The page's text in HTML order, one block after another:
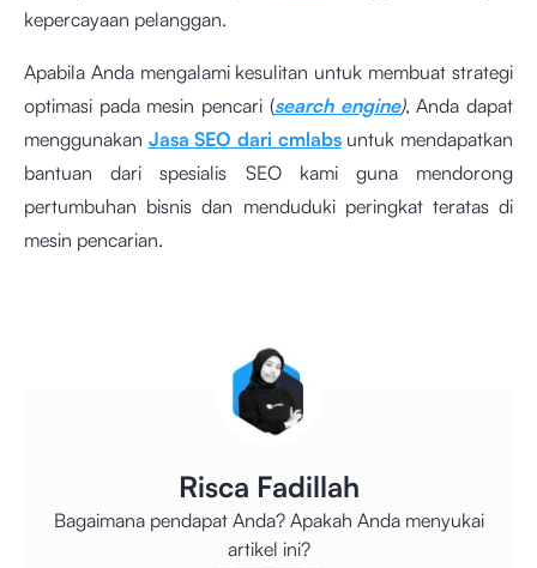
kepercayaan pelanggan.
Apabila Anda mengalami kesulitan untuk membuat strategi
optimasi pada mesin pencari (search engine), Anda dapat
menggunakan Jasa SEO dari cmlabsuntuk mendapatkan
bantuan dari spesialis SEO kami guna mendorong
pertumbuhan bisnis dan menduduki peringkat teratas di
mesin pencarian.
Risca Fadillah
Bagaimana pendapat Anda? Apakah Anda menyukai
artikel ini?